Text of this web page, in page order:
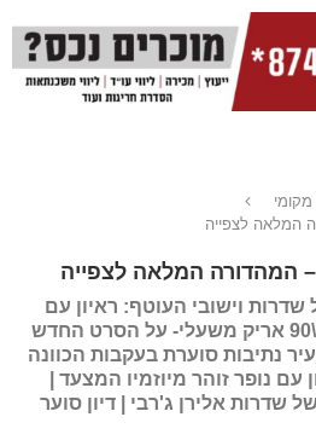
וישובי העוטף: ראיון עם
כוכב הסדרה שנות ה-80\90 אריק משעלי- על הסרט החדש
נתיבות סוערת בעקבות הכוונה
עם נופר זוהר מיוזמיו המצעד |
שדרות אלירן ג'רבי | דיון סוער